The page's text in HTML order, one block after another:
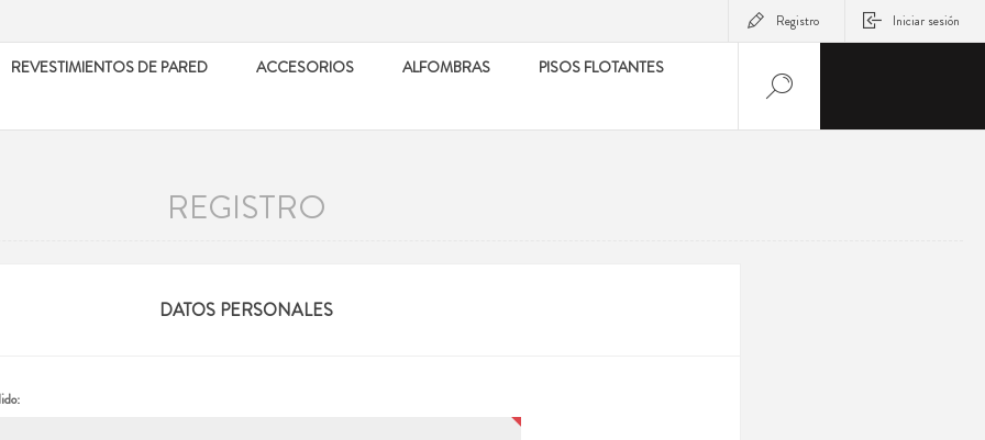
Registro Iniciar sesión
REVESTIMIENTOS DE PARED ACCESORIOS ALFOMBRAS
PISOS FLOTANTES
REGISTRO
DATOS PERSONALES